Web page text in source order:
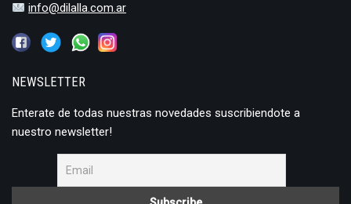
info@dilalla.com.ar
NEWSLETTER
Enterate de todas nuestras novedades suscribiendote a
nuestro newsletter!